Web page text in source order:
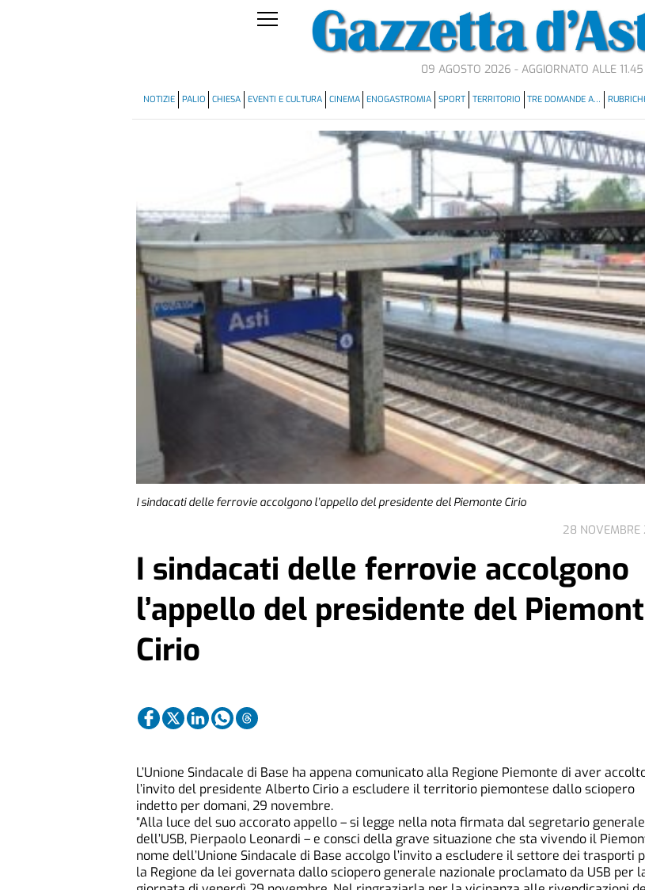
09 AGOSTO 2026 - AGGIORNATO ALLE 11.45
NOTIZIE PALIO CHIESA EVENTI E CULTURA CINEMA ENOGASTROMIA SPORT TERRITORIO TRE DOMANDE A…
I sindacati delle ferrovie accolgono l’appello del presidente del Piemonte Cirio
28 NOVEMBRE
I sindacati delle ferrovie accolgono
l’appello del presidente del
Cirio
L’Unione Sindacale di Base ha appena comunicato alla Regione Piemonte di aver
l’invito del presidente Alberto Cirio a escludere il territorio piemontese dallo sciopero
indetto per domani, 29 novembre.
“Alla luce del suo accorato appello – si legge nella nota firmata dal segretario generale
dell’USB, Pierpaolo Leonardi – e consci della grave situazione che sta vivendo il
nome dell’Unione Sindacale di Base accolgo l’invito a escludere il settore dei trasporti
la Regione da lei governata dallo sciopero generale nazionale proclamato da USB per